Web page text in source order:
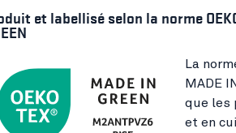
et labellisé selon la norme
La
MADE
que les
et en